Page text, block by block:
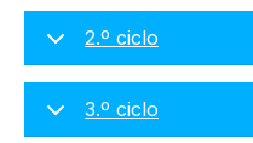
2.º ciclo
3.º ciclo